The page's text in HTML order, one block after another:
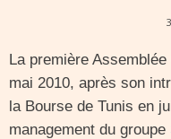
La première
mai 2010, après son
la Bourse de Tunis en
management du groupe